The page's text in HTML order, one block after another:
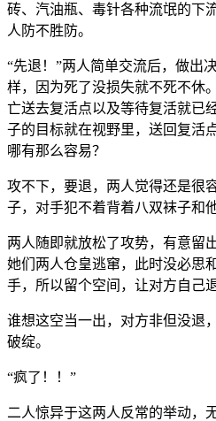
砖、汽油瓶、毒针各种流氓的下
人防不胜防。
“先退！”两人简单交流后，做出
样，因为死了没损失就不死不休
亡送去复活点以及等待复活就已
子的目标就在视野里，送回复活
哪有那么容易？
攻不下，要退，两人觉得还是很
子，对手犯不着背着八双袜子和
两人随即就放松了攻势，有意留
她们两人仓皇逃窜，此时没必思
手，所以留个空间，让对方自己
谁想这空当一出，对方非但没退
破绽。
“疯了！！”
二人惊异于这两人反常的举动，